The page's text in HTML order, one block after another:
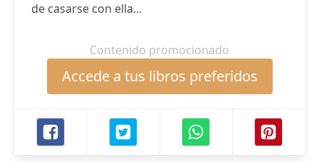
de casarse con ella...
Contenido promocionado
Accede a tus libros preferidos